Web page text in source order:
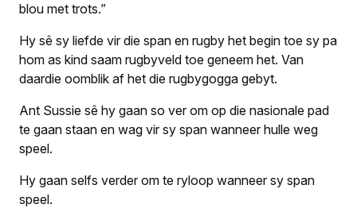
blou met trots.”
Hy sê sy liefde vir die span en rugby het begin toe sy pa
hom as kind saam rugbyveld toe geneem het. Van
daardie oomblik af het die rugbygogga gebyt.
Ant Sussie sê hy gaan so ver om op die nasionale pad
te gaan staan en wag vir sy span wanneer hulle weg
speel.
Hy gaan selfs verder om te ryloop wanneer sy span
speel.